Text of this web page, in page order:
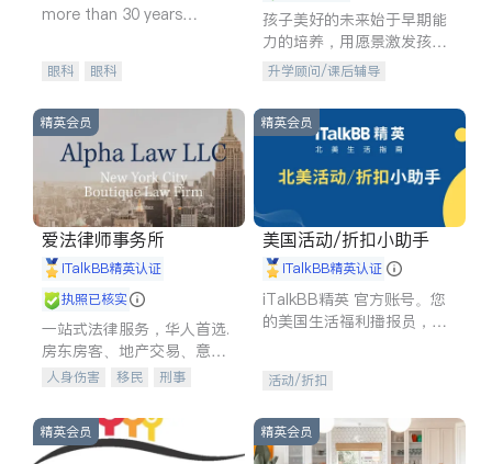
more than 30 years
眼科 眼科
孩子美好的未来始于早期能
力的培养，用愿景激发孩子
的学习潜力和动力。理念：
拥有成长型心态是成功的基
石。
升学顾问/课后辅导
精英会员
爱法律师事务所
iTalkBB精英认证
执照已核实
一站式法律服务，华人首选.
房东房客、地产交易、意外
伤害、车祸重伤、商业诉
建筑合同、刑事案件全包办
人身伤害 移民
刑事
信托/遗嘱
商业
索赔
律师-其它 保释
精英会员
美国活动/折扣小助手
iTalkBB精英认证
iTalkBB精英 官方账号。您
的美国生活福利播报员，精
专属福利。
活动/折扣
精英会员 精英会员